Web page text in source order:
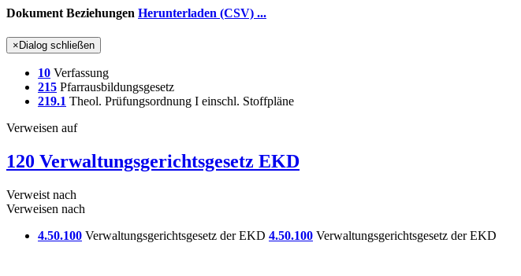
Dokument Beziehungen Herunterladen (CSV) ...
× Dialog schließen
10 Verfassung
215 Pfarrausbildungsgesetz
219.1 Theol. Prüfungsordnung I einschl. Stoffpläne
Verweisen auf
120 Verwaltungsgerichtsgesetz EKD
Verweist nach
Verweisen nach
4.50.100 Verwaltungsgerichtsgesetz der EKD 4.50.100 Verwaltungsgerichtsgesetz der EKD